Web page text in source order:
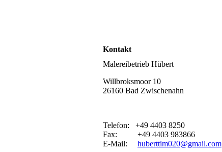
Kontakt
Malereibetrieb Hübert
Willbroksmoor 10
26160 Bad Zwischenahn
Telefon: +49 4403 8250
Fax: +49 4403 983866
E-Mail: huberttim020@gmail.com